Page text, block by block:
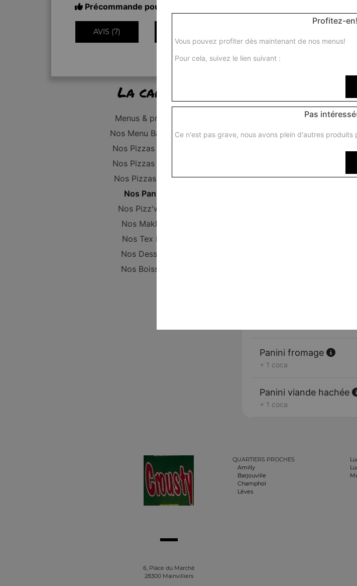
Précommande pour 11h20
AVIS (7)
La carte
Menus & promos
Nos Menu Bambino
Nos Pizzas Junior
Nos Pizzas Senior
Nos Pizzas Méga
Nos Paninis
Nos Pizz'wichs
Nos Makloub
Nos Tex Mex
Nos Desserts
Nos Boissons
Panini fromage
+ 1 coca
Panini viande hachée
+ 1 coca
6, Place du Marché
28300 Mainvilliers
QUARTIERS PROCHES
Amilly
Barjouville
Champhol
Lèves
Profitez-
Vous pouvez profiter dès maintenant de nos menus!
Pour cela, suivez le lien suivant :
Pas
Ce n'est pas grave, nous avons plein d'autres produits